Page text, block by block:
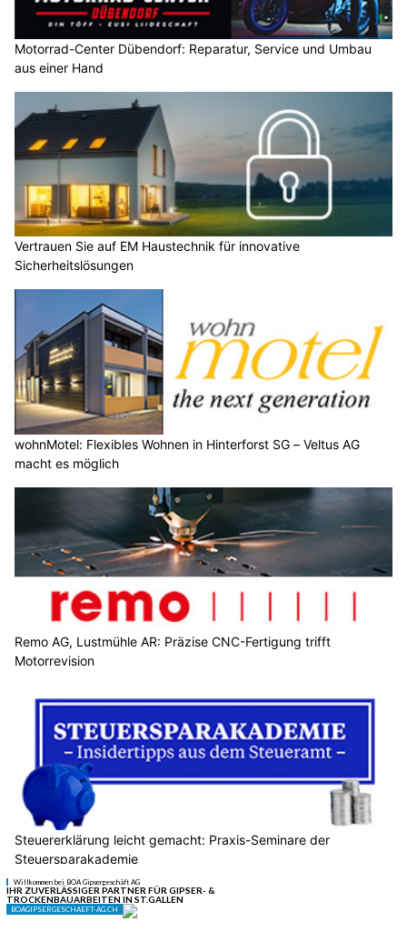
Motorrad-Center Dübendorf: Reparatur, Service und Umbau
aus einer Hand
Vertrauen Sie auf EM Haustechnik für innovative
Sicherheitslösungen
wohnMotel: Flexibles Wohnen in Hinterforst SG – Veltus AG
macht es möglich
Remo AG, Lustmühle AR: Präzise CNC-Fertigung trifft
Motorrevision
Steuererklärung leicht gemacht: Praxis-Seminare der
Steuersparakademie